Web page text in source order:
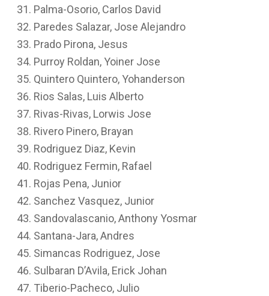
Palma-Osorio, Carlos David
Paredes Salazar, Jose Alejandro
Prado Pirona, Jesus
Purroy Roldan, Yoiner Jose
Quintero Quintero, Yohanderson
Rios Salas, Luis Alberto
Rivas-Rivas, Lorwis Jose
Rivero Pinero, Brayan
Rodriguez Diaz, Kevin
Rodriguez Fermin, Rafael
Rojas Pena, Junior
Sanchez Vasquez, Junior
Sandovalascanio, Anthony Yosmar
Santana-Jara, Andres
Simancas Rodriguez, Jose
Sulbaran D’Avila, Erick Johan
Tiberio-Pacheco, Julio